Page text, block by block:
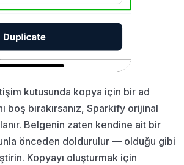
kutusunda kopya için bir ad
boş bırakırsanız, Sparkify orijinal
Belgenin zaten kendine ait bir
önceden doldurulur — olduğu gibi
Kopyayı oluşturmak için